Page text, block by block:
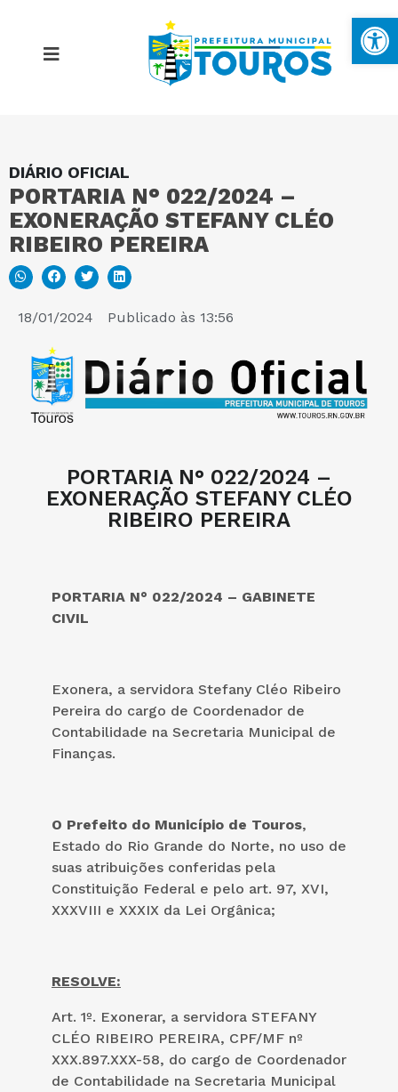
DIÁRIO OFICIAL
PORTARIA N° 022/2024 –
EXONERAÇÃO STEFANY CLÉO
RIBEIRO PEREIRA
18/01/2024 Publicado às 13:56
PORTARIA N° 022/2024 –
EXONERAÇÃO STEFANY CLÉO
RIBEIRO PEREIRA
PORTARIA N° 022/2024 – GABINETE
CIVIL
Exonera, a servidora Stefany Cléo Ribeiro
Pereira do cargo de Coordenador de
Contabilidade na Secretaria Municipal de
Finanças.
O Prefeito do Município de Touros,
Estado do Rio Grande do Norte, no uso de
suas atribuições conferidas pela
Constituição Federal e pelo art. 97, XVI,
XXXVIII e XXXIX da Lei Orgânica;
RESOLVE:
Art. 1º. Exonerar, a servidora STEFANY
CLÉO RIBEIRO PEREIRA, CPF/MF nº
XXX.897.XXX-58, do cargo de Coordenador
de Contabilidade na Secretaria Municipal
MAPA DO SITE
PORTAL DA TRANSPARÊNCIA
E-SIC
PERGUNTAS FREQUENTES